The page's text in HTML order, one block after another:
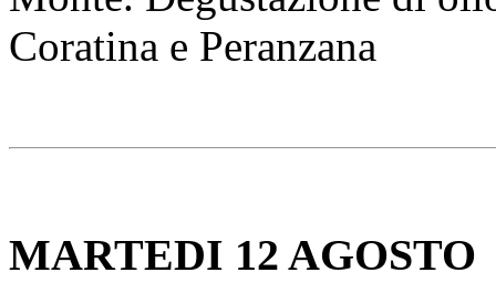
Coratina e Peranzana
MARTEDI 12 AGOSTO